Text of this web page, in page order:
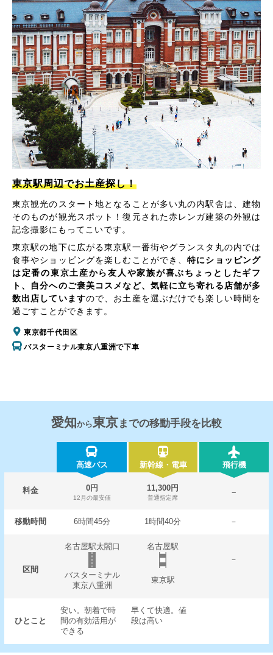
東京駅周辺でお土産探し！
東京観光のスタート地となることが多い丸の内駅舎は、建物
そのものが観光スポット！復元された赤レンガ建築の外観は
記念撮影にもってこいです。
東京駅の地下に広がる東京駅一番街やグランスタ丸の内では
食事やショッピングを楽しむことができ、特にショッピング
は定番の東京土産から友人や家族が喜ぶちょっとしたギフ
ト、自分へのご褒美コスメなど、気軽に立ち寄れる店舗が多
数出店していますので、お土産を選ぶだけでも楽しい時間を
過ごすことができます。
東京都千代田区
バスターミナル東京八重洲で下車
愛知から東京までの移動手段を比較
高速バス 新幹線・電車 飛行機
料金 0円
12月の最安値
11,300円
普通指定席
－
移動時間 6時間45分 1時間40分 －
区間
名古屋駅太閤口
名古屋駅
－
バスターミナル
東京八重洲
東京駅
ひとこと
安い。朝着で時
間の有効活用が
できる
早くて快適。値
段は高い